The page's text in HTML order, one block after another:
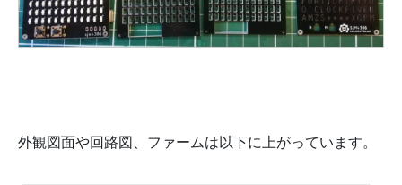
外観図面や回路図、ファームは以下に上がっています。